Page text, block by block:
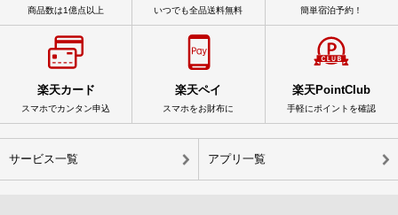
商品数は1億点以上 いつでも全品送料無料 簡単宿泊予約！
楽天カード
スマホでカンタン申込
楽天ペイ
スマホをお財布に
楽天PointClub
手軽にポイントを確認
サービス一覧 アプリ一覧